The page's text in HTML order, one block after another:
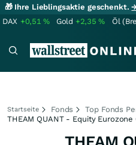
🎁 Ihre Lieblingsaktie geschenkt.
DAX +0,51% Gold +2,35% Öl
Startseite Fonds
Top Fonds
THEAM QUANT - Equity Eurozone
THEAM